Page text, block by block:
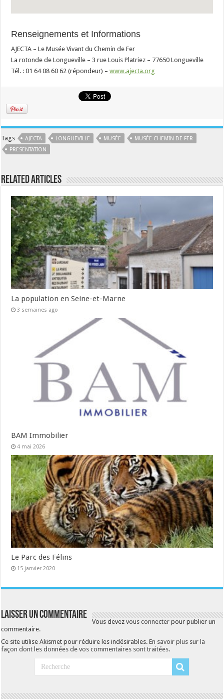
Renseignements et Informations
AJECTA – Le Musée Vivant du Chemin de Fer
La rotonde de Longueville – 3 rue Louis Platriez – 77650 Longueville
Tél. : 01 64 08 60 62 (répondeur) –www.ajecta.org
Tags AJECTA LONGUEVILLE MUSÉE
MUSÉE CHEMIN DE FER
PRESENTATION
Related Articles
La population en Seine-et-Marne
3 semaines ago
BAM Immobilier
4 mai 2026
Le Parc des Félins
15 janvier 2020
Laisser un commentaire
Vous devezvous connecter pour publier un
commentaire.
Ce site utilise Akismet pour réduire les indésirables.En savoir plus sur la
façon dont les données de vos commentaires sont traitées.